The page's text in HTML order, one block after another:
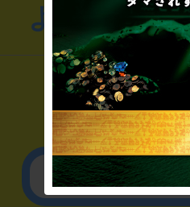
よくあるお
▼一
公演内容